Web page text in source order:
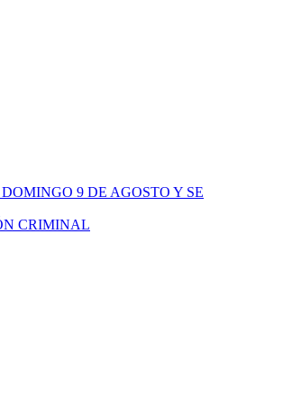
9 DE AGOSTO Y SE
CRIMINAL